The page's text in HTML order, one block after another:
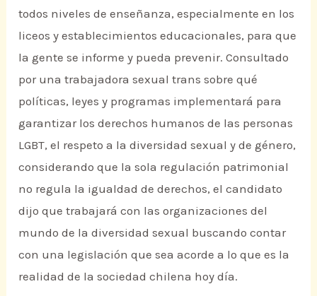
todos niveles de enseñanza, especialmente en los
liceos y establecimientos educacionales, para que
la gente se informe y pueda prevenir. Consultado
por una trabajadora sexual trans sobre qué
políticas, leyes y programas implementará para
garantizar los derechos humanos de las personas
LGBT, el respeto a la diversidad sexual y de género,
considerando que la sola regulación patrimonial
no regula la igualdad de derechos, el candidato
dijo que trabajará con las organizaciones del
mundo de la diversidad sexual buscando contar
con una legislación que sea acorde a lo que es la
realidad de la sociedad chilena hoy día.